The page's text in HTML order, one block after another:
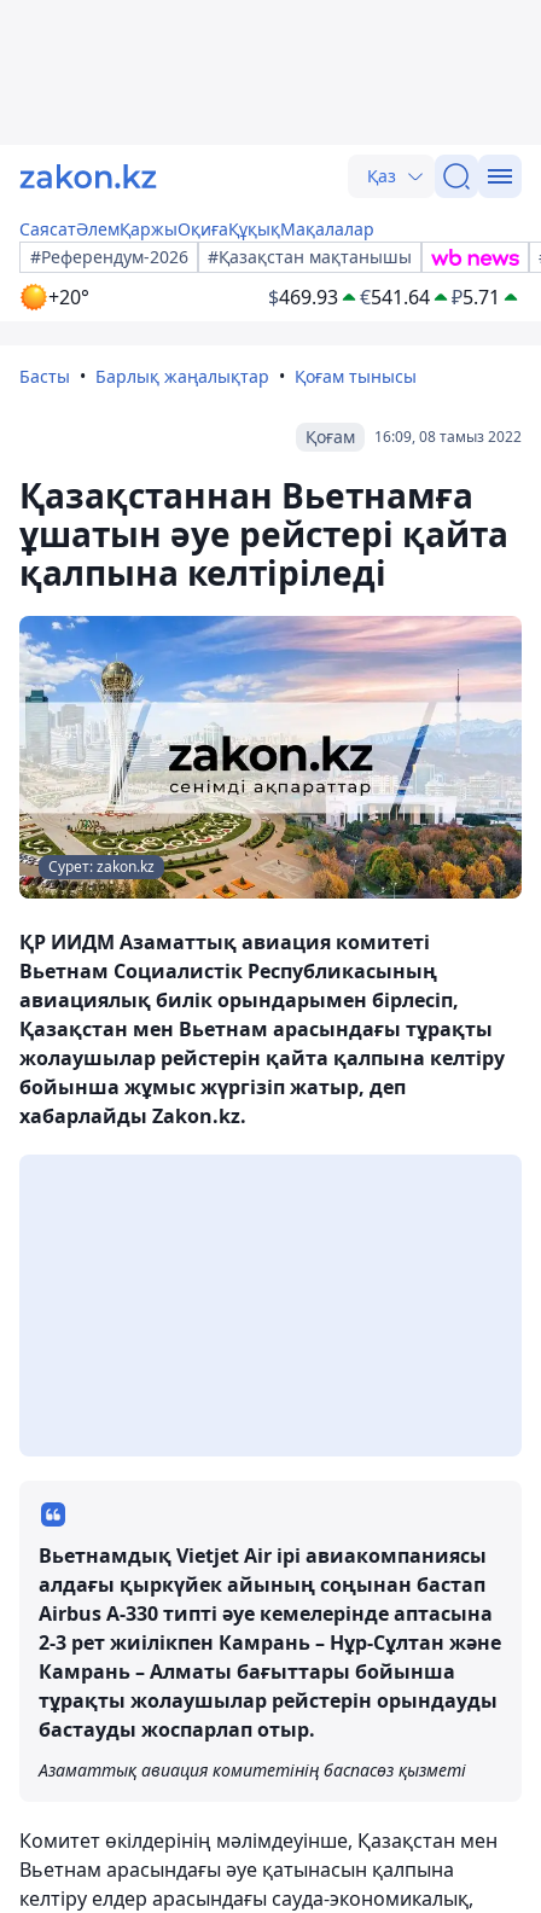
Қаз
СаясатӘлемҚаржыОқиғаҚұқықМақалалар
#Референдум-2026
#Қазақстан мақтанышы
+20° $469.93 €541.64 ₽5.71
Басты Барлық жаңалықтар Қоғам тынысы
16:09, 08 тамыз 2022
Қоғам
Қазақстаннан Вьетнамға
ұшатын әуе рейстері қайта
қалпына келтіріледі
Сурет: zakon.kz
ҚР ИИДМ Азаматтық авиация комитеті
Вьетнам Социалистік Республикасының
авиациялық билік орындарымен бірлесіп,
Қазақстан мен Вьетнам арасындағы тұрақты
жолаушылар рейстерін қайта қалпына келтіру
бойынша жұмыс жүргізіп жатыр, деп
хабарлайды Zakon.kz.
Вьетнамдық Vietjet Air ірі авиакомпаниясы
алдағы қыркүйек айының соңынан бастап
Airbus А-330 типті әуе кемелерінде аптасына
2-3 рет жиілікпен Камрань – Нұр-Сұлтан және
Камрань – Алматы бағыттары бойынша
тұрақты жолаушылар рейстерін орындауды
бастауды жоспарлап отыр.
Азаматтық авиация комитетінің баспасөз қызметі
Комитет өкілдерінің мәлімдеуінше, Қазақстан мен
Вьетнам арасындағы әуе қатынасын қалпына
келтіру елдер арасындағы сауда-экономикалық,